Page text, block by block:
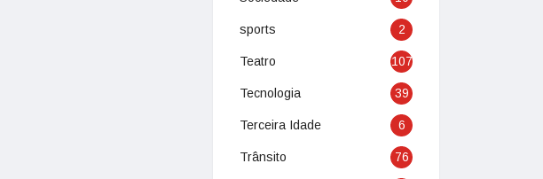
sports 2
Teatro 107
Tecnologia 39
Terceira Idade 6
Trânsito 76